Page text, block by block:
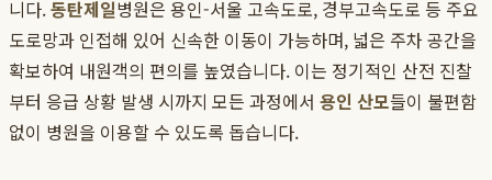
니다.동탄제일병원은 용인-서울 고속도로, 경부고속도로 등 주요
도로망과 인접해 있어 신속한 이동이 가능하며, 넓은 주차 공간을
확보하여 내원객의 편의를 높였습니다. 이는 정기적인 산전 진찰
부터 응급 상황 발생 시까지 모든 과정에서 용인 산모들이 불편함
없이 병원을 이용할 수 있도록 돕습니다.